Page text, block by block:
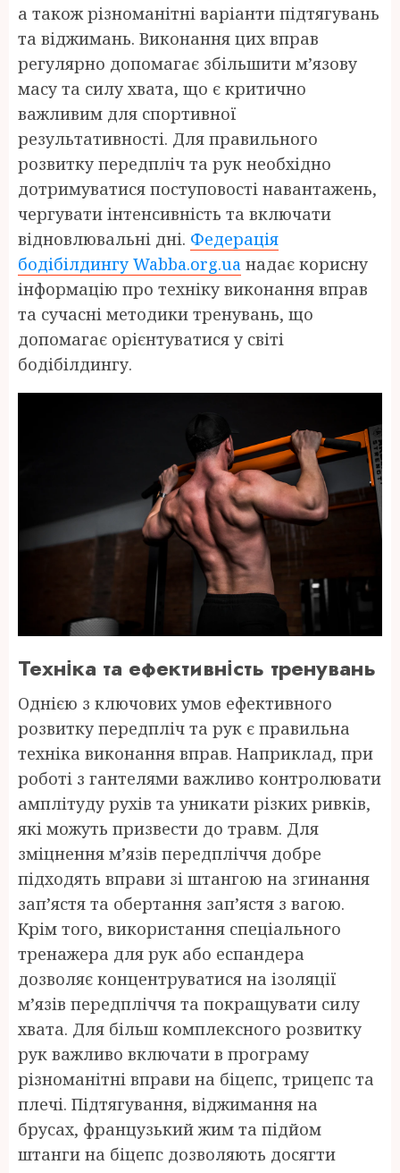
а також різноманітні варіанти підтягувань
та віджимань. Виконання цих вправ
регулярно допомагає збільшити м’язову
масу та силу хвата, що є критично
важливим для спортивної
результативності. Для правильного
розвитку передпліч та рук необхідно
дотримуватися поступовості навантажень,
чергувати інтенсивність та включати
відновлювальні дні. Федерація
бодібілдингу Wabba.org.ua надає корисну
інформацію про техніку виконання вправ
та сучасні методики тренувань, що
допомагає орієнтуватися у світі
бодібілдингу.
Техніка та ефективність тренувань
Однією з ключових умов ефективного
розвитку передпліч та рук є правильна
техніка виконання вправ. Наприклад, при
роботі з гантелями важливо контролювати
амплітуду рухів та уникати різких ривків,
які можуть призвести до травм. Для
зміцнення м’язів передпліччя добре
підходять вправи зі штангою на згинання
зап’ястя та обертання зап’ястя з вагою.
Крім того, використання спеціального
тренажера для рук або еспандера
дозволяє концентруватися на ізоляції
м’язів передпліччя та покращувати силу
хвата. Для більш комплексного розвитку
рук важливо включати в програму
різноманітні вправи на біцепс, трицепс та
плечі. Підтягування, віджимання на
брусах, французький жим та підйом
штанги на біцепс дозволяють досягти